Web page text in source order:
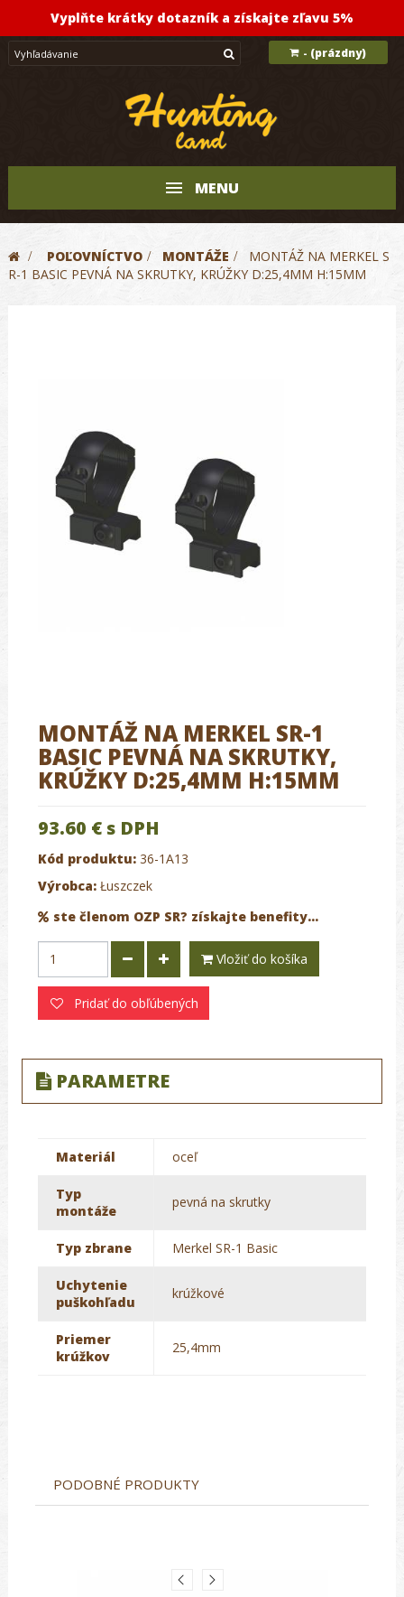
Vyplňte krátky dotazník a získajte zľavu 5%
- (prázdny)
MENU
> POĽOVNÍCTVO > MONTÁŽE >
MONTÁŽ NA MERKEL S
R-1 BASIC PEVNÁ NA SKRUTKY, KRÚŽKY D:25,4MM H:15MM
MONTÁŽ NA MERKEL SR-1
BASIC PEVNÁ NA SKRUTKY,
KRÚŽKY D:25,4MM H:15MM
93.60 € s DPH
Kód produktu: 36-1A13
Výrobca: Łuszczek
ste členom OZP SR? získajte benefity...
Vložiť do košíka
Pridať do obľúbených
PARAMETRE
Materiál oceľ
Typ
montáže
pevná na skrutky
Typ zbrane Merkel SR-1 Basic
Uchytenie
puškohľadu
krúžkové
Priemer
krúžkov
25,4mm
PODOBNÉ PRODUKTY